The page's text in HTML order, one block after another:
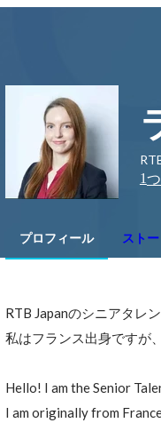
1
プロフィール スト
RTB Japanのシニアタレ
私はフランス出身ですが
Hello! I am the Senior
I am originally from